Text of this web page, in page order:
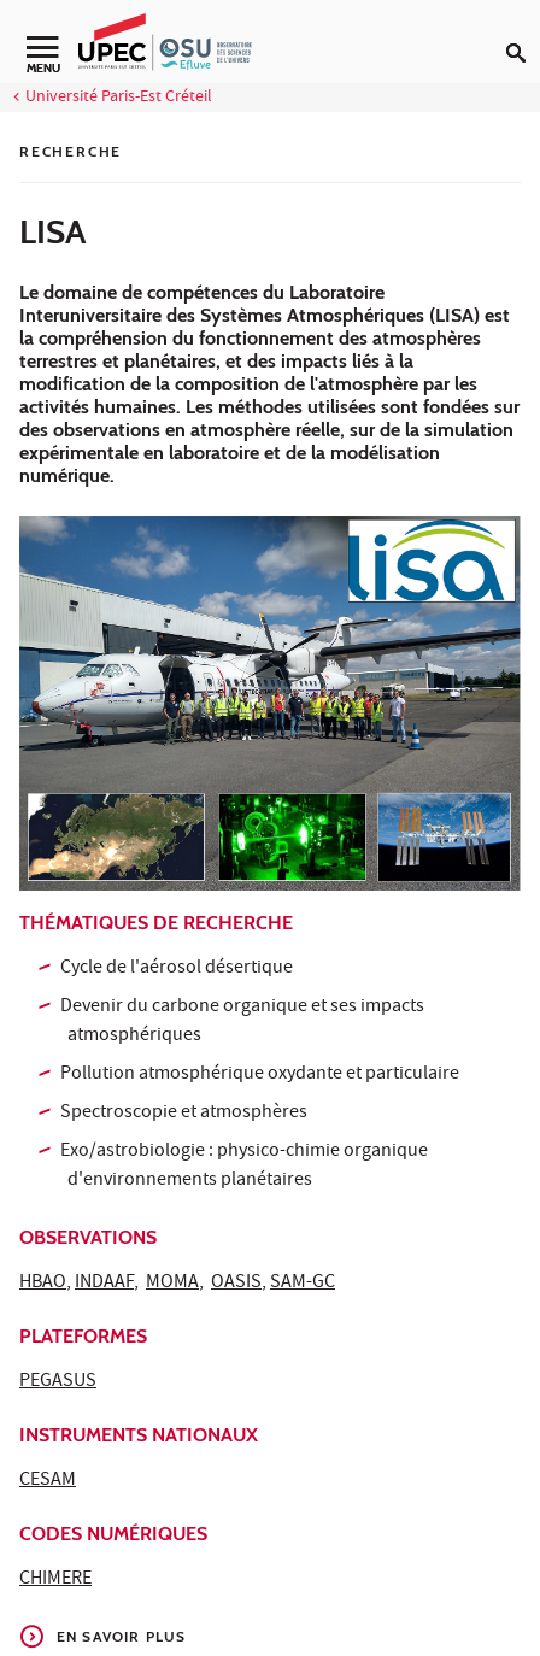
Aller au contenu
Navigation secondaire
MENU
Université Paris-Est Créteil
RECHERCHE
LISA
Le domaine de compétences du Laboratoire
Interuniversitaire des Systèmes Atmosphériques (LISA) est
la compréhension du fonctionnement des atmosphères
terrestres et planétaires, et des impacts liés à la
modification de la composition de l'atmosphère par les
activités humaines. Les méthodes utilisées sont fondées sur
des observations en atmosphère réelle, sur de la simulation
expérimentale en laboratoire et de la modélisation
numérique.
THÉMATIQUES DE RECHERCHE
Cycle de l'aérosol désertique
Devenir du carbone organique et ses impacts
atmosphériques
Pollution atmosphérique oxydante et particulaire
Spectroscopie et atmosphères
Exo/astrobiologie : physico-chimie organique
d'environnements planétaires
OBSERVATIONS
HBAO,INDAAF, MOMA, OASIS,SAM-GC
PLATEFORMES
PEGASUS
INSTRUMENTS NATIONAUX
CESAM
CODES NUMÉRIQUES
CHIMERE
EN SAVOIR PLUS